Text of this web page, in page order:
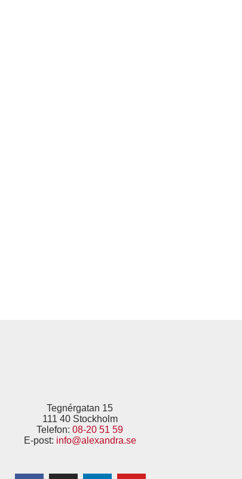
Tegnérgatan 15
111 40 Stockholm
Telefon:08-20 51 59
E-post: info@alexandra.se